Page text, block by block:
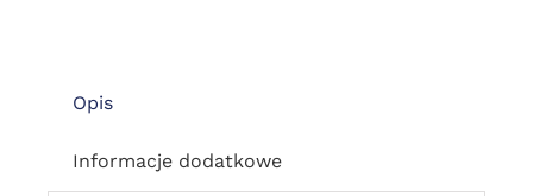
Opis
Informacje dodatkowe